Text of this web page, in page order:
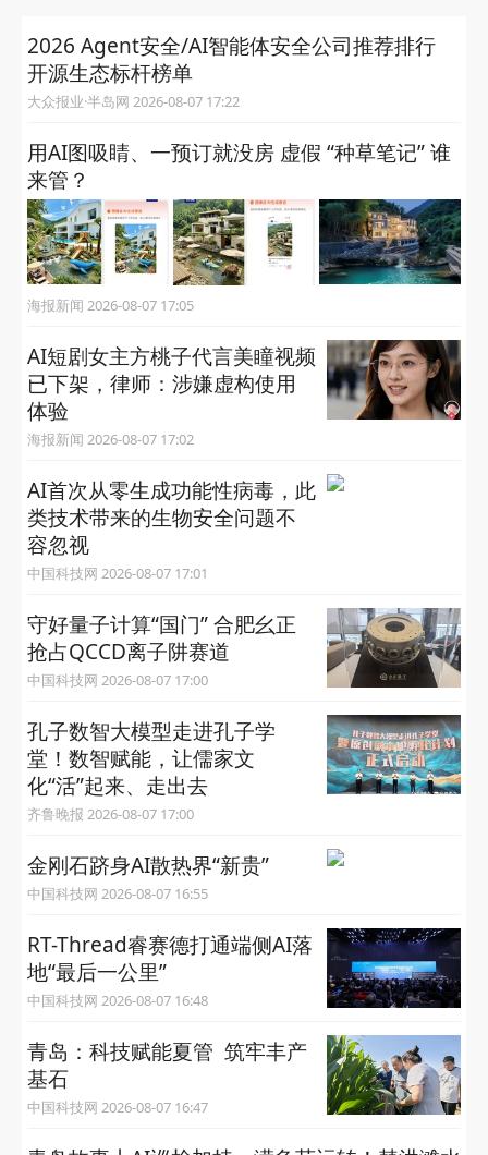
2026 Agent安全/AI智能体安全公司推荐排行
开源生态标杆榜单
大众报业·半岛网 2026-08-07 17:22
用AI图吸睛、一预订就没房 虚假 “种草笔记” 谁
来管？
海报新闻 2026-08-07 17:05
AI短剧女主方桃子代言美瞳视频
已下架，律师：涉嫌虚构使用
体验
海报新闻 2026-08-07 17:02
AI首次从零生成功能性病毒，​此
类技术带来的生物安全问题不
容忽视
中国科技网 2026-08-07 17:01
守好量子计算“国门” 合肥幺正
抢占QCCD离子阱赛道
中国科技网 2026-08-07 17:00
孔子数智大模型走进孔子学
堂！数智赋能，让儒家文
化“活”起来、走出去
齐鲁晚报 2026-08-07 17:00
金刚石跻身AI散热界“新贵”
中国科技网 2026-08-07 16:55
RT-Thread睿赛德打通端侧AI落
地“最后一公里”
中国科技网 2026-08-07 16:48
青岛：科技赋能夏管 筑牢丰产
基石
中国科技网 2026-08-07 16:47